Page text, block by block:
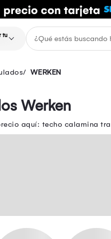
tu
WERKEN
Werken
aquí: techo calamina